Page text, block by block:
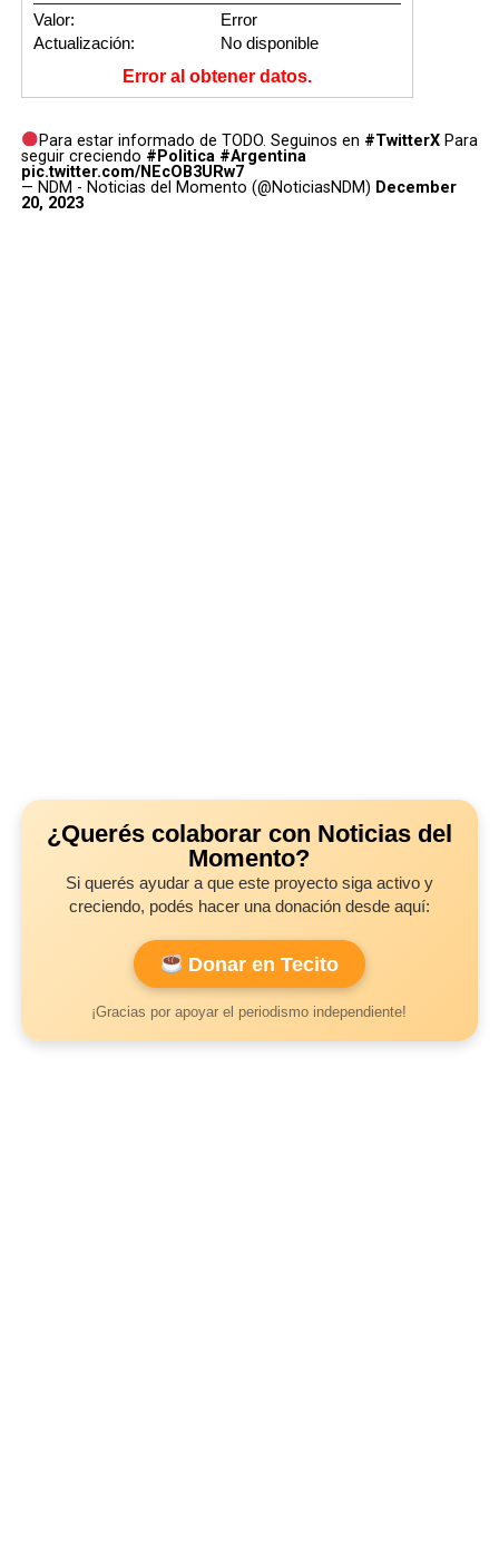
Valor:
Error
Actualización:
No disponible
Error al obtener datos.
Para estar informado de TODO. Seguinos en #TwitterX Para
seguir creciendo #Politica #Argentina
pic.twitter.com/NEcOB3URw7
— NDM - Noticias del Momento (@NoticiasNDM) December
20, 2023
¿Querés colaborar con Noticias del
Momento?
Si querés ayudar a que este proyecto siga activo y
creciendo, podés hacer una donación desde aquí:
Donar en Tecito
¡Gracias por apoyar el periodismo independiente!